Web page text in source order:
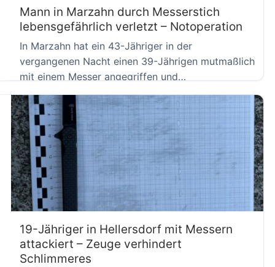
Mann in Marzahn durch Messerstich
lebensgefährlich verletzt – Notoperation
In Marzahn hat ein 43-Jähriger in der
vergangenen Nacht einen 39-Jährigen mutmaßlich
mit einem Messer angegriffen und
lebensgefährlich […]
19-Jähriger in Hellersdorf mit Messern
attackiert – Zeuge verhindert
Schlimmeres